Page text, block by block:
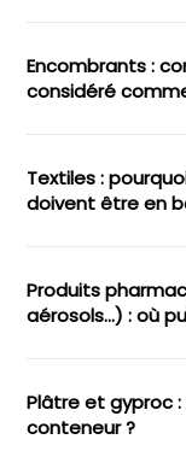
Encombrants :
considéré
Textiles :
doivent être en
Produits
aérosols…) : où
Plâtre et gyproc
conteneur ?